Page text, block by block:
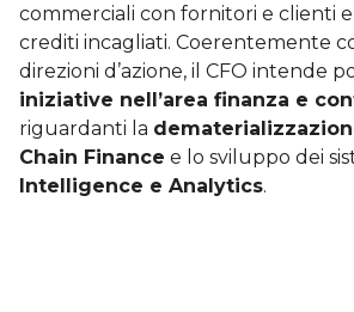
commerciali con fornitori e clienti
crediti incagliati. Coerentemente
direzioni d’azione, il CFO intende
iniziative nell’area finanza e
riguardanti la
Chain Finance e lo sviluppo dei
Intelligence e Analytics.